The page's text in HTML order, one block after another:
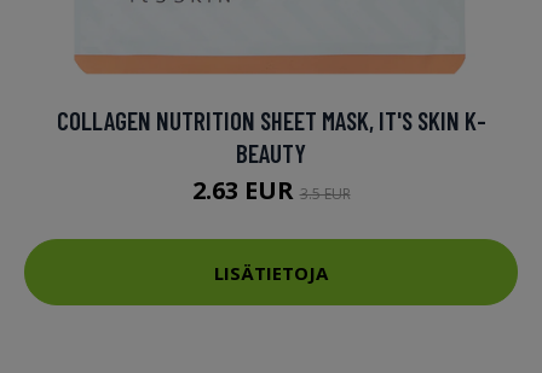
COLLAGEN NUTRITION SHEET MASK, IT'S SKIN K-
BEAUTY
2.63 EUR3.5 EUR
LISÄTIETOJA